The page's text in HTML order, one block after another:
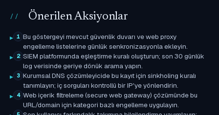
Önerilen Aksiyonlar
1 Bu göstergeyi mevcut güvenlik duvarı ve web proxy
engelleme listelerine günlük senkronizasyonla ekleyin.
2 SIEM platformunda eşleştirme kuralı oluşturun; son 30 günlük
log verisinde geriye dönük arama yapın.
3 Kurumsal DNS çözümleyicide bu kayıt için sinkholing kuralı
tanımlayın; iç sorguları kontrollü bir IP'ye yönlendirin.
4 Web içerik filtreleme (secure web gateway) çözümünde bu
URL/domain için kategori bazlı engelleme uygulayın.